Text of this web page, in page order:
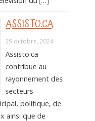
ASSISTO.CA
29 octobre, 2024
Assisto.ca
contribue au
rayonnement des
secteurs
politique, de
ainsi que de